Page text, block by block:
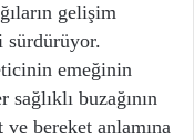
gelişim
sürdürüyor.
emeğinin
buzağının
bereket anlamına